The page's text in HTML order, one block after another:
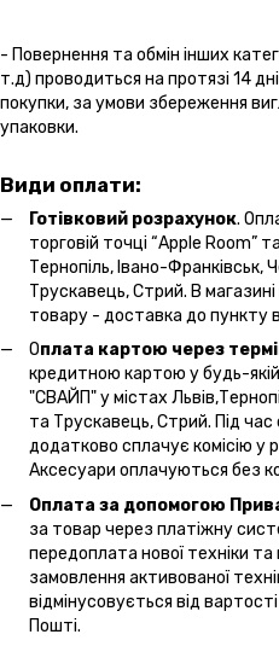
- Повернення та обмін інших
т.д) проводиться на протязі 14
покупки, за умови збереження
упаковки.
Види оплати:
Готівковий розрахунок.
торговій точці “Apple Room”
Тернопіль, Івано-Франківськ,
Трускавець, Стрий. В
товару - доставка до пункту
Оплата картою через
кредитною картою у будь-якій
"СВАЙП" у містах
та Трускавець, Стрий. Під
додатково сплачує комісію у
Аксесуари оплачуються без
Оплата за допомогою
за товар через платіжну
передоплата нової техніки
замовлення активованої
відмінусовується від
Пошті.